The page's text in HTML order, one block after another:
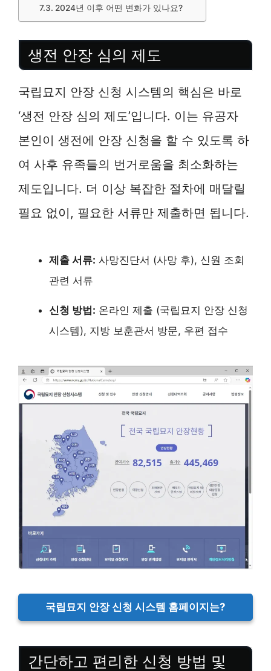
2024년 이후 어떤 변화가 있나요?
생전 안장 심의 제도
국립묘지 안장 신청 시스템의 핵심은 바로
‘생전 안장 심의 제도’입니다. 이는 유공자
본인이 생전에 안장 신청을 할 수 있도록 하
여 사후 유족들의 번거로움을 최소화하는
제도입니다. 더 이상 복잡한 절차에 매달릴
필요 없이, 필요한 서류만 제출하면 됩니다.
제출 서류: 사망진단서 (사망 후), 신원 조회
관련 서류
신청 방법: 온라인 제출 (국립묘지 안장 신청
시스템), 지방 보훈관서 방문, 우편 접수
국립묘지 안장 신청 시스템 홈페이지는?
간단하고 편리한 신청 방법 및